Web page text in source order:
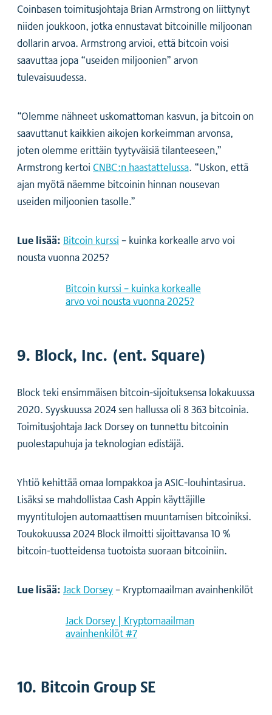
Coinbasen toimitusjohtaja Brian Armstrong on liittynyt
niiden joukkoon, jotka ennustavat bitcoinille miljoonan
dollarin arvoa. Armstrong arvioi, että bitcoin voisi
saavuttaa jopa “useiden miljoonien” arvon
tulevaisuudessa.
“Olemme nähneet uskomattoman kasvun, ja bitcoin on
saavuttanut kaikkien aikojen korkeimman arvonsa,
joten olemme erittäin tyytyväisiä tilanteeseen,”
Armstrong kertoiCNBC:n haastattelussa. “Uskon, että
ajan myötä näemme bitcoinin hinnan nousevan
useiden miljoonien tasolle.”
Lue lisää: Bitcoin kurssi– kuinka korkealle arvo voi
nousta vuonna 2025?
Bitcoin kurssi – kuinka korkealle
arvo voi nousta vuonna 2025?
9. Block, Inc. (ent. Square)
Block teki ensimmäisen bitcoin-sijoituksensa lokakuussa
2020. Syyskuussa 2024 sen hallussa oli 8 363 bitcoinia.
Toimitusjohtaja Jack Dorsey on tunnettu bitcoinin
puolestapuhuja ja teknologian edistäjä.
Yhtiö kehittää omaa lompakkoa ja ASIC-louhintasirua.
Lisäksi se mahdollistaa Cash Appin käyttäjille
myyntitulojen automaattisen muuntamisen bitcoiniksi.
Toukokuussa 2024 Block ilmoitti sijoittavansa 10 %
bitcoin-tuotteidensa tuotoista suoraan bitcoiniin.
Lue lisää:Jack Dorsey– Kryptomaailman avainhenkilöt
Jack Dorsey | Kryptomaailman
avainhenkilöt #7
10. Bitcoin Group SE